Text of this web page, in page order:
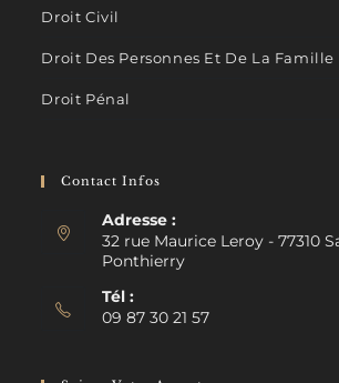
Droit Civil
Droit Des Personnes Et De La Famille
Droit Pénal
Contact Infos
Adresse :
32 rue Maurice Leroy - 77310
Ponthierry
Tél :
09 87 30 21 57